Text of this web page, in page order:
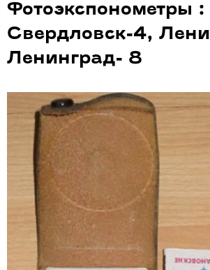
Фотоэкспонометры :
Свердловск-4,
Ленинград- 8